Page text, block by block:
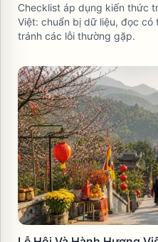
Checklist áp dụng kiến thức
Việt: chuẩn bị dữ liệu, đọc có
tránh các lỗi thường gặp.